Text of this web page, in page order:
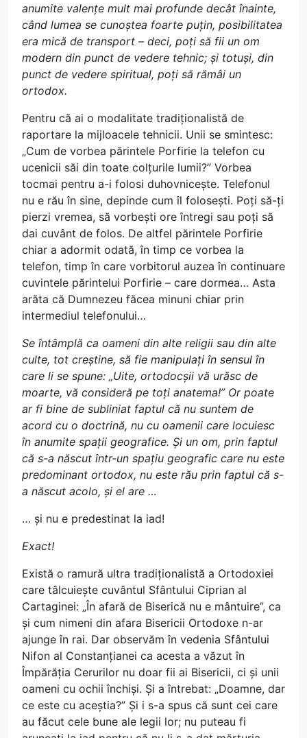
anumite valențe mult mai profunde decât înainte,
când lumea se cunoștea foarte puțin, posibilitatea
era mică de transport – deci, poți să fii un om
modern din punct de vedere tehnic; și totuși, din
punct de vedere spiritual, poți să rămâi un
ortodox.
Pentru că ai o modalitate tradiționalistă de
raportare la mijloacele tehnicii. Unii se smintesc:
„Cum de vorbea părintele Porfirie la telefon cu
ucenicii săi din toate colțurile lumii?” Vorbea
tocmai pentru a-i folosi duhovnicește. Telefonul
nu e rău în sine, depinde cum îl folosești. Poți să-ți
pierzi vremea, să vorbești ore întregi sau poți să
dai cuvânt de folos. De altfel părintele Porfirie
chiar a adormit odată, în timp ce vorbea la
telefon, timp în care vorbitorul auzea în continuare
cuvintele părintelui Porfirie – care dormea… Asta
arăta că Dumnezeu făcea minuni chiar prin
intermediul telefonului…
Se întâmplă ca oameni din alte religii sau din alte
culte, tot creștine, să fie manipulați în sensul în
care li se spune: „Uite, ortodocșii vă urăsc de
moarte, vă consideră pe toți anatema!” Or poate
ar fi bine de subliniat faptul că nu suntem de
acord cu o doctrină, nu cu oamenii care locuiesc
în anumite spații geografice. Și un om, prin faptul
că s-a născut într-un spațiu geografic care nu este
predominant ortodox, nu este rău prin faptul că s-
a născut acolo, și el are …
… și nu e predestinat la iad!
Exact!
Există o ramură ultra tradiționalistă a Ortodoxiei
care tâlcuiește cuvântul Sfântului Ciprian al
Cartaginei: „În afară de Biserică nu e mântuire”, ca
și cum nimeni din afara Bisericii Ortodoxe n-ar
ajunge în rai. Dar observăm în vedenia Sfântului
Nifon al Constanțianei ca acesta a văzut în
Împărăția Cerurilor nu doar fii ai Bisericii, ci și unii
oameni cu ochii închiși. Și a întrebat: „Doamne, dar
ce este cu aceștia?” Și i s-a spus că sunt cei care
au făcut cele bune ale legii lor; nu puteau fi